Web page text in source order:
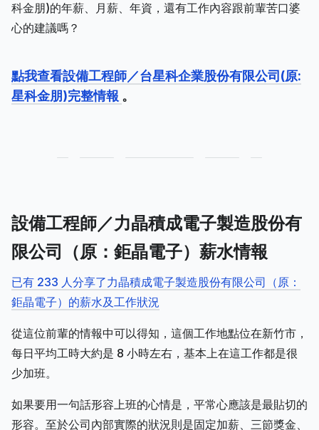
科金朋)的年薪、月薪、年資，還有工作內容跟前輩苦口婆
心的建議嗎？
點我查看設備工程師／台星科企業股份有限公司(原:
星科金朋)完整情報 。
設備工程師／力晶積成電子製造股份有
限公司（原：鉅晶電子）薪水情報
已有 233 人分享了力晶積成電子製造股份有限公司（原：
鉅晶電子）的薪水及工作狀況
從這位前輩的情報中可以得知，這個工作地點位在新竹市，
每日平均工時大約是 8 小時左右，基本上在這工作都是很
少加班。
如果要用一句話形容上班的心情是，平常心應該是最貼切的
形容。至於公司內部實際的狀況則是固定加薪、三節獎金、